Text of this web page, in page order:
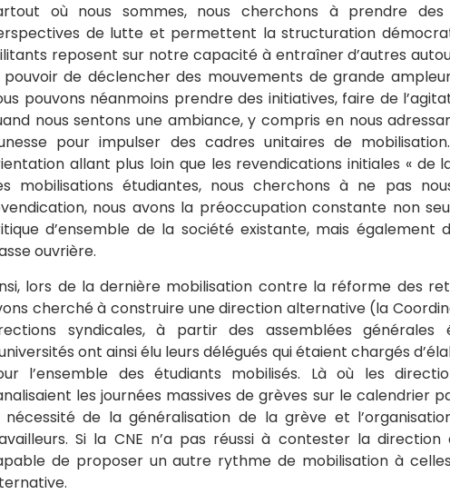
où nous sommes, nous cherchons à prendre des
de lutte et permettent la structuration
reposent sur notre capacité à entraîner d’autres
pouvoir de déclencher des mouvements de grande
pouvons néanmoins prendre des initiatives, faire de
nous sentons une ambiance, y compris en nous
pour impulser des cadres unitaires de
allant plus loin que les revendications initiales « de
mobilisations étudiantes, nous cherchons à ne pas
nous avons la préoccupation constante non
d’ensemble de la société existante, mais également
ouvrière.
lors de la dernière mobilisation contre la réforme des
cherché à construire une direction alternative (la
syndicales, à partir des assemblées générales
ont ainsi élu leurs délégués qui étaient chargés
l’ensemble des étudiants mobilisés. Là où les
les journées massives de grèves sur le calendrier
nécessité de la généralisation de la grève et
Si la CNE n’a pas réussi à contester la
de proposer un autre rythme de mobilisation à